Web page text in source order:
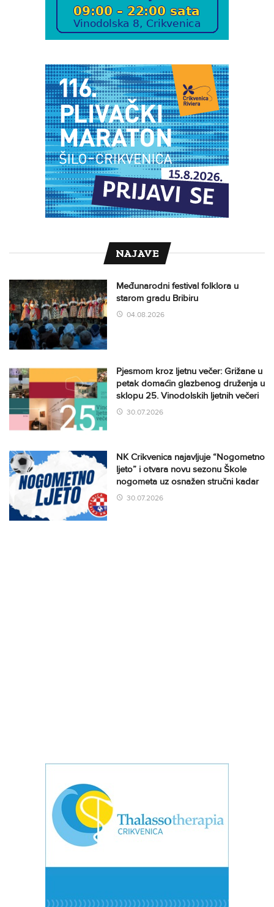
NAJAVE
Međunarodni festival folklora u
starom gradu Bribiru
04.08.2026
Pjesmom kroz ljetnu večer: Grižane u
petak domaćin glazbenog druženja u
sklopu 25. Vinodolskih ljetnih večeri
30.07.2026
NK Crikvenica najavljuje “Nogometno
ljeto” i otvara novu sezonu Škole
nogometa uz osnažen stručni kadar
30.07.2026